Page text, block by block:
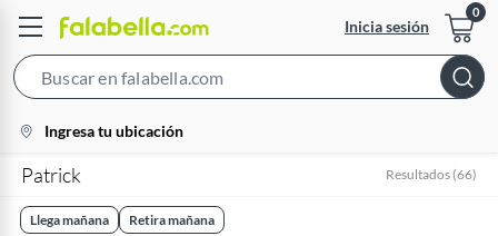
Inicia sesión
Bar
location-
icon
Ingresa tu ubicación
Patrick Resultados (66)
Llega mañana Retira mañana